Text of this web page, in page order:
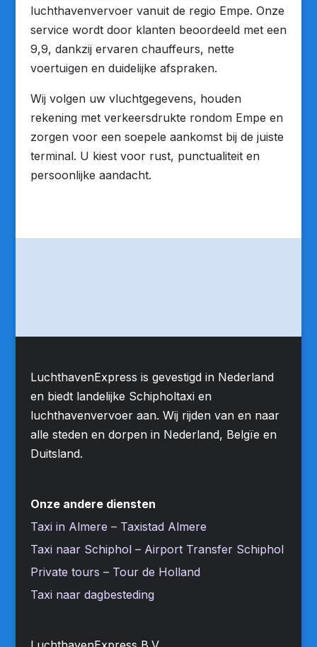
luchthavenvervoer vanuit de regio Empe. Onze
service wordt door klanten beoordeeld met een
9,9, dankzij ervaren chauffeurs, nette
voertuigen en duidelijke afspraken.
Wij volgen uw vluchtgegevens, houden
rekening met verkeersdrukte rondom Empe en
zorgen voor een soepele aankomst bij de juiste
terminal. U kiest voor rust, punctualiteit en
persoonlijke aandacht.
LuchthavenExpress is gevestigd in Nederland
en biedt landelijke Schipholtaxi en
luchthavenvervoer aan. Wij rijden van en naar
alle steden en dorpen in Nederland, Belgïe en
Duitsland.
Onze andere diensten
Taxi in Almere – Taxistad Almere
Taxi naar Schiphol – Airport Transfer Schiphol
Private tours – Tour de Holland
Taxi naar dagbesteding